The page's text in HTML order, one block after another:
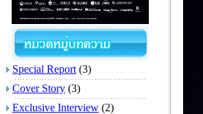
Special Report (3)
Cover Story (3)
Exclusive Interview (2)